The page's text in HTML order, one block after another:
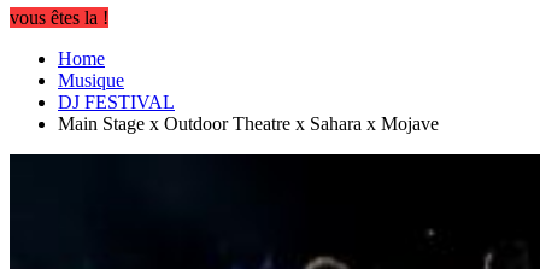
vous êtes la !
Home
Musique
DJ FESTIVAL
Main Stage x Outdoor Theatre x Sahara x Mojave